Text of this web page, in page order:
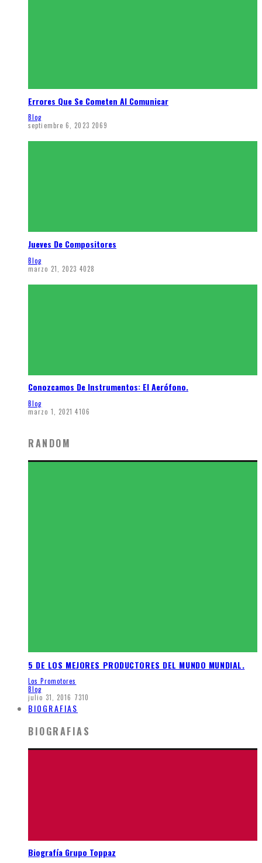
Errores Que Se Cometen Al Comunicar
Blog
septiembre 6, 2023 2069
Jueves De Compositores
Blog
marzo 21, 2023 4028
Conozcamos De Instrumentos: El Aerófono.
Blog
marzo 1, 2021 4106
RANDOM
5 DE LOS MEJORES PRODUCTORES DEL MUNDO MUNDIAL.
Los Promotores
Blog
julio 31, 2016 7310
BIOGRAFIAS
BIOGRAFIAS
Biografía Grupo Toppaz